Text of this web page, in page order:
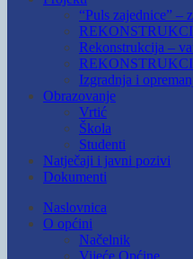
“Puls zajednice” –
Rekonstrukcija –
Izgradnja i
Obrazovanje
Vrtić
Škola
Studenti
Natječaji i javni pozivi
Dokumenti
Naslovnica
O općini
Načelnik
Vijeće Općine